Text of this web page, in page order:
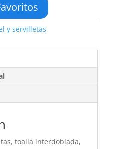
y servilletas
toalla interdoblada,